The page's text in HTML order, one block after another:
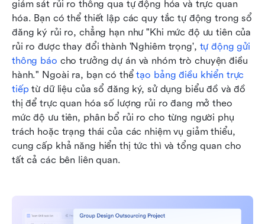
giám sát rủi ro thông qua tự động hóa và trực quan
hóa. Bạn có thể thiết lập các quy tắc tự động trong sổ
đăng ký rủi ro, chẳng hạn như "Khi mức độ ưu tiên của
rủi ro được thay đổi thành 'Nghiêm trọng', tự động gửi
thông báo cho trưởng dự án và nhóm trò chuyện điều
hành." Ngoài ra, bạn có thể tạo bảng điều khiển trực
tiếp từ dữ liệu của sổ đăng ký, sử dụng biểu đồ và đồ
thị để trực quan hóa số lượng rủi ro đang mở theo
mức độ ưu tiên, phân bổ rủi ro cho từng người phụ
trách hoặc trạng thái của các nhiệm vụ giảm thiểu,
cung cấp khả năng hiển thị tức thì và tổng quan cho
tất cả các bên liên quan.